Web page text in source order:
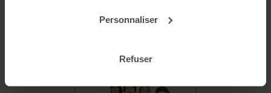
Personnaliser
Refuser